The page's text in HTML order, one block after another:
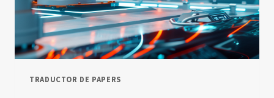
TRADUCTOR DE PAPERS